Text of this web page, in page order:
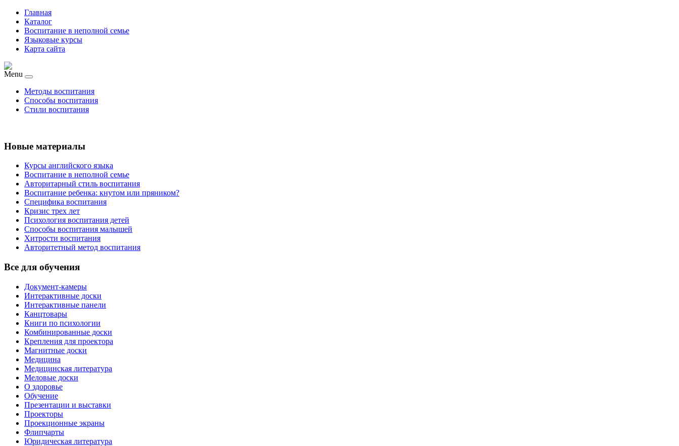
Главная
Каталог
Воспитание в неполной семье
Языковые курсы
Карта сайта
Menu
Методы воспитания
Способы воспитания
Стили воспитания
Новые материалы
Курсы английского языка
Воспитание в неполной семье
Авторитарный стиль воспитания
Воспитание ребенка: кнутом или пряником?
Специфика воспитания
Кризис трех лет
Психология воспитания детей
Способы воспитания малышей
Хитрости воспитания
Авторитетный метод воспитания
Все для обучения
Документ-камеры
Интерактивные доски
Интерактивные панели
Канцтовары
Книги по психологии
Комбинированные доски
Крепления для проектора
Магнитные доски
Медицина
Медицинская литература
Меловые доски
О здоровье
Обучение
Презентации и выставки
Проекторы
Проекционные экраны
Флипчарты
Юридическая литература